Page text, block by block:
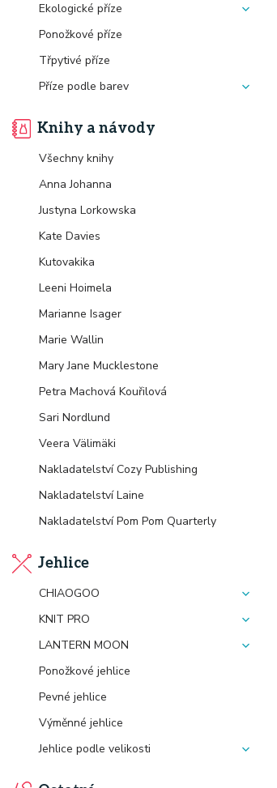
Ekologické příze
Ponožkové příze
Třpytivé příze
Příze podle barev
Knihy a návody
Všechny knihy
Anna Johanna
Justyna Lorkowska
Kate Davies
Kutovakika
Leeni Hoimela
Marianne Isager
Marie Wallin
Mary Jane Mucklestone
Petra Machová Kouřilová
Sari Nordlund
Veera Välimäki
Nakladatelství Cozy Publishing
Nakladatelství Laine
Nakladatelství Pom Pom Quarterly
Jehlice
CHIAOGOO
KNIT PRO
LANTERN MOON
Ponožkové jehlice
Pevné jehlice
Výměnné jehlice
Jehlice podle velikosti